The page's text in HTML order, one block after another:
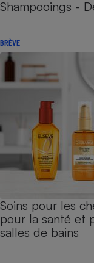
Shampooings -
BRÈVE
Soins pour les
pour la santé et
salles de bains